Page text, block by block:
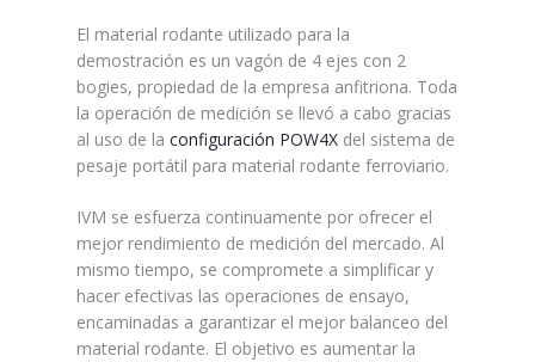
El material rodante utilizado para la
demostración es un vagón de 4 ejes con 2
bogies, propiedad de la empresa anfitriona. Toda
la operación de medición se llevó a cabo gracias
al uso de la configuración POW4X del sistema de
pesaje portátil para material rodante ferroviario.
IVM se esfuerza continuamente por ofrecer el
mejor rendimiento de medición del mercado. Al
mismo tiempo, se compromete a simplificar y
hacer efectivas las operaciones de ensayo,
encaminadas a garantizar el mejor balanceo del
material rodante. El objetivo es aumentar la